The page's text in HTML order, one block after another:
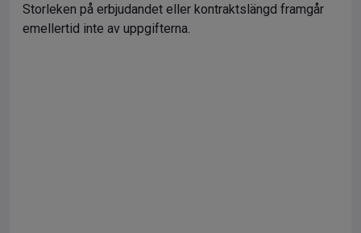
Storleken på erbjudandet eller kontraktslängd framgår
emellertid inte av uppgifterna.